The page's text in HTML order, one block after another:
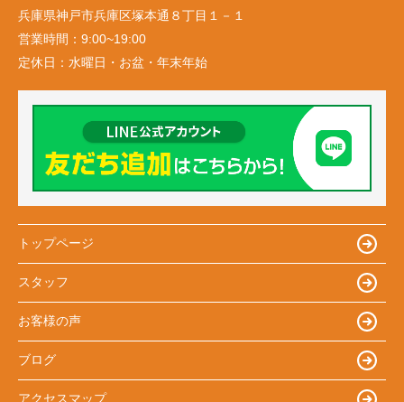
兵庫県神戸市兵庫区塚本通８丁目１－１
営業時間： 9:00~19:00
定休日： 水曜日・お盆・年末年始
トップページ
スタッフ
お客様の声
ブログ
アクセスマップ